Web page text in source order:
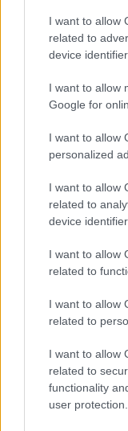
I want to allow
related to
device
I want to allow
Google for
I want to allow
personalized
I want to allow
related to
device
I want to allow
related to
I want to allow
related to
I want to allow
related to
functionality
user protection.
Film
Costa
pe…